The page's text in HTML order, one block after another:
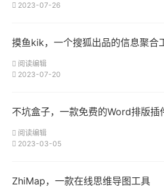
2023-07-26
摸鱼kik，一个搜狐出品的信息聚合
阅读编辑
2023-07-20
不坑盒子，一款免费的Word排版插
阅读编辑
2023-03-05
ZhiMap，一款在线思维导图工具